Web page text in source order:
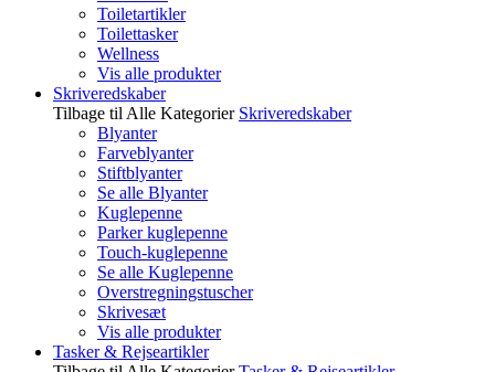
Toiletartikler
Toilettasker
Wellness
Vis alle produkter
Skriveredskaber
Tilbage til Alle Kategorier Skriveredskaber
Blyanter
Farveblyanter
Stiftblyanter
Se alle Blyanter
Kuglepenne
Parker kuglepenne
Touch-kuglepenne
Se alle Kuglepenne
Overstregningstuscher
Skrivesæt
Vis alle produkter
Tasker & Rejseartikler